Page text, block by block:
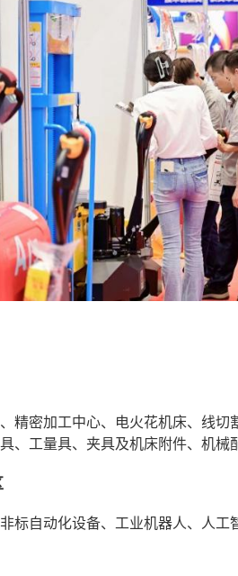
精密加工中心、电火花机床、线切
、工量具、夹具及机床附件、机械
标自动化设备、工业机器人、人工